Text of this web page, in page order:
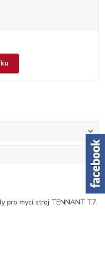
pro mycí stroj TENNANT T7.